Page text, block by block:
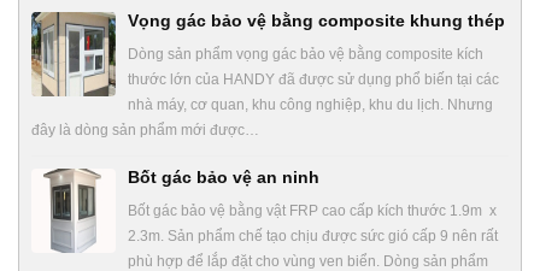
Vọng gác bảo vệ bằng composite khung thép
Dòng sản phẩm vọng gác bảo vệ bằng composite kích
thước lớn của HANDY đã được sử dụng phổ biến tại các
nhà máy, cơ quan, khu công nghiệp, khu du lịch. Nhưng
đây là dòng sản phẩm mới được…
Bốt gác bảo vệ an ninh
Bốt gác bảo vệ bằng vật FRP cao cấp kích thước 1.9m x
2.3m. Sản phẩm chế tạo chịu được sức gió cấp 9 nên rất
phù hợp để lắp đặt cho vùng ven biển. Dòng sản phẩm